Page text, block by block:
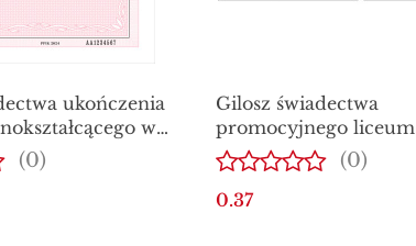
ukończenia
w
(0)
Gilosz świadectwa
promocyjnego liceum
ogólnokształcącego w
wyróżnieniem
(0)
0.37